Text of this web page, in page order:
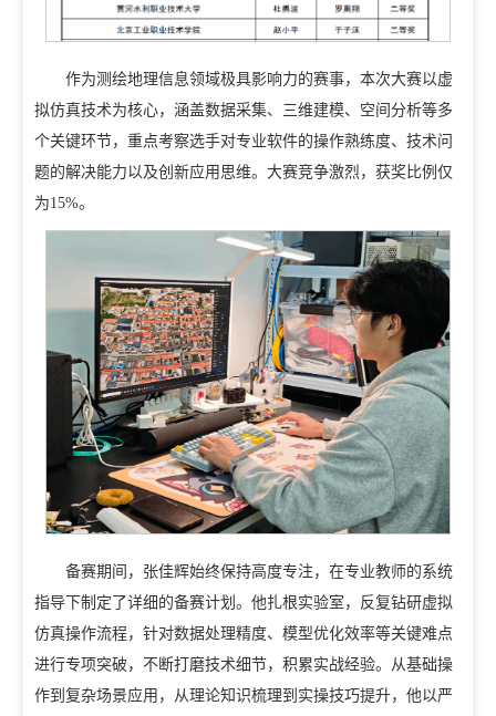
招生就业
组织机构
教学动态
教学建设
教学运行
学籍管理
考务工作
校企合作
人才招聘
信息公开
作为测绘地理信息领域极具影响力的赛事，本次大赛以虚
拟仿真技术为核心，涵盖数据采集、三维建模、空间分析等多
个关键环节，重点考察选手对专业软件的操作熟练度、技术问
题的解决能力以及创新应用思维。大赛竞争激烈，获奖比例仅
为15%。
备赛期间，张佳辉始终保持高度专注，在专业教师的系统
指导下制定了详细的备赛计划。他扎根实验室，反复钻研虚拟
仿真操作流程，针对数据处理精度、模型优化效率等关键难点
进行专项突破，不断打磨技术细节，积累实战经验。从基础操
作到复杂场景应用，从理论知识梳理到实操技巧提升，他以严